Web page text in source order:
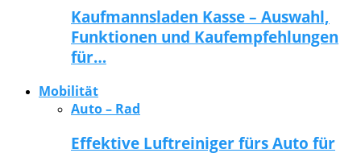
Kaufmannsladen Kasse – Auswahl,
Funktionen und Kaufempfehlungen
für…
Mobilität
Auto – Rad
Effektive Luftreiniger fürs Auto für